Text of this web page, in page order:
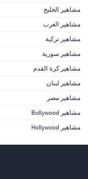
مشاهير الخليج
مشاهير العرب
مشاهير تركية
مشاهير سورية
مشاهير كرة القدم
مشاهير لبنان
مشاهير مصر
مشاهير Bollywood
مشاهير Hollywood